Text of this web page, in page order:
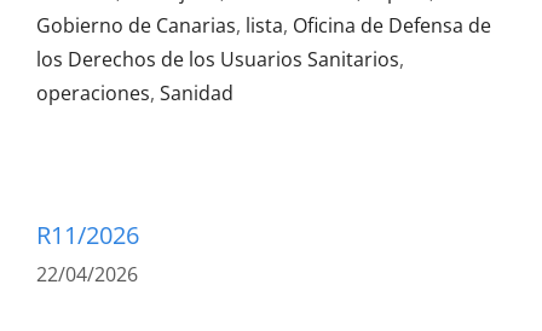
Gobierno de Canarias, lista, Oficina de Defensa de
los Derechos de los Usuarios Sanitarios,
operaciones, Sanidad
R11/2026
22/04/2026